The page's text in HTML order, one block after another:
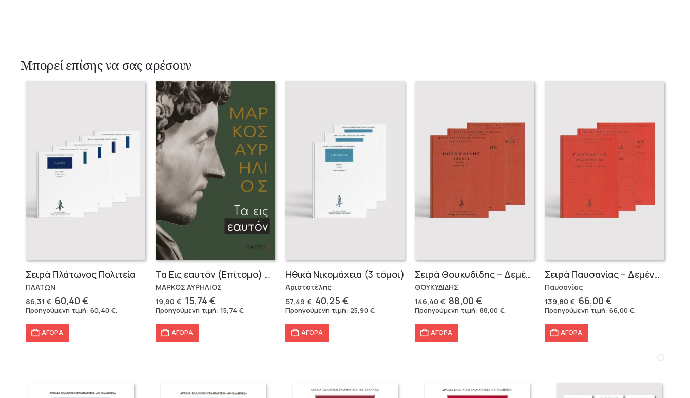
Μπορεί επίσης να σας αρέσουν
Σειρά Πλάτωνος Πολιτεία
ΠΛΑΤΩΝ
86,31€ Original
price
86,31 €.
60,40€
τρέχουσα
Προηγούμενη τιμή: 60,40€.
ΑΓΟΡΑ
Τα Εις εαυτόν (Επίτομο) – Μάρκος Αυρήλιος
ΜΑΡΚΟΣ ΑΥΡΗΛΙΟΣ
19,90€ Original
price
19,90 €.
15,74 €Η
τρέχουσα
Προηγούμενη τιμή: 15,74 €.
ΑΓΟΡΑ
Ηθικά Νικομάχεια (3 τόμοι)
Αριστοτέλης
57,49€ Original
price
57,49 €.
40,25 €Η
τρέχουσα
Προηγούμενη τιμή: 25,90€.
ΑΓΟΡΑ
Σειρά Θουκυδίδης – Δεμένο (4 τόμοι)
ΘΟΥΚΥΔΙΔΗΣ
146,40€ Original
price
146,40 €.
88,00€
τρέχουσα
Προηγούμενη τιμή:88,00€.
ΑΓΟΡΑ
Σειρά Παυσανίας – Δεμένο (3 τόμοι)
Παυσανίας
139,80€ Original
price
139,80 €.
66,00€
τρέχουσα
Προηγούμενη τιμή:66,00€.
ΑΓΟΡΑ